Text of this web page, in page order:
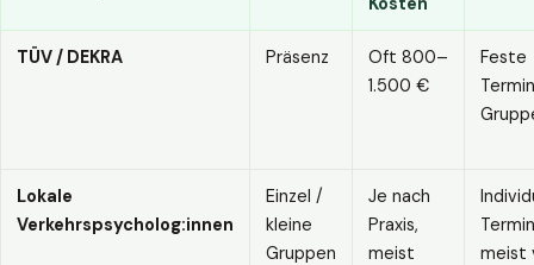
TÜV / DEKRA Präsenz
Oft 800–
1.500 €
Feste
Lokale
Verkehrspsycholog:innen
Einzel /
kleine
Gruppen
Je nach
Praxis,
meist
meist